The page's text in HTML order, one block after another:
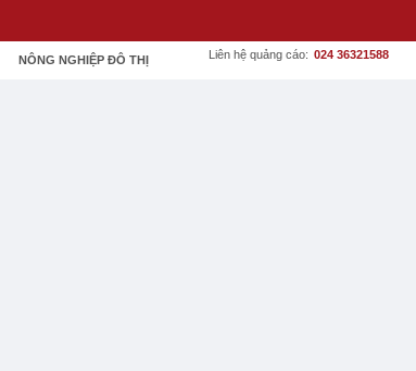
NÔNG NGHIỆP ĐÔ THỊ Liên hệ quảng cáo: 024 36321588